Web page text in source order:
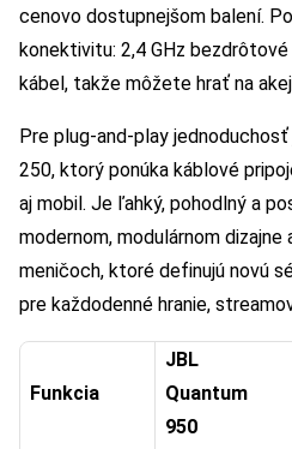
cenovo dostupnejšom balení.
konektivitu: 2,4 GHz
kábel, takže môžete hrať na
Pre plug-and-play
250, ktorý ponúka káblové
aj mobil. Je ľahký, pohodlný a
modernom, modulárnom dizajne
meničoch, ktoré definujú novú
pre každodenné hranie,
Funkcia
JBL
Quantum
950